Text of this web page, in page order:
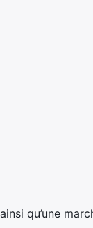
qu’une